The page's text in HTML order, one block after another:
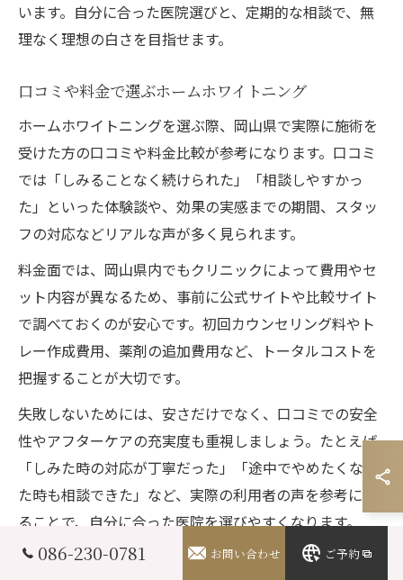
います。自分に合った医院選びと、定期的な相談で、無
理なく理想の白さを目指せます。
口コミや料金で選ぶホームホワイトニング
ホームホワイトニングを選ぶ際、岡山県で実際に施術を
受けた方の口コミや料金比較が参考になります。口コミ
では「しみることなく続けられた」「相談しやすかっ
た」といった体験談や、効果の実感までの期間、スタッ
フの対応などリアルな声が多く見られます。
料金面では、岡山県内でもクリニックによって費用やセ
ット内容が異なるため、事前に公式サイトや比較サイト
で調べておくのが安心です。初回カウンセリング料やト
レー作成費用、薬剤の追加費用など、トータルコストを
把握することが大切です。
失敗しないためには、安さだけでなく、口コミでの安全
性やアフターケアの充実度も重視しましょう。たとえば
「しみた時の対応が丁寧だった」「途中でやめたくなっ
た時も相談できた」など、実際の利用者の声を参考にす
ることで、自分に合った医院を選びやすくなります。
086-230-0781 お問い合わせ ご予約